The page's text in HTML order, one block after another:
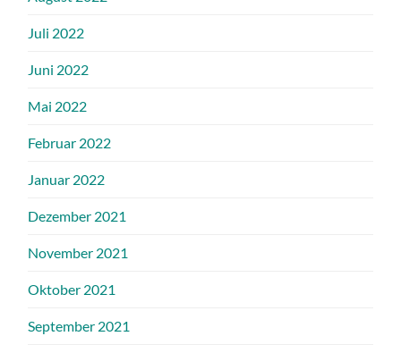
Juli 2022
Juni 2022
Mai 2022
Februar 2022
Januar 2022
Dezember 2021
November 2021
Oktober 2021
September 2021